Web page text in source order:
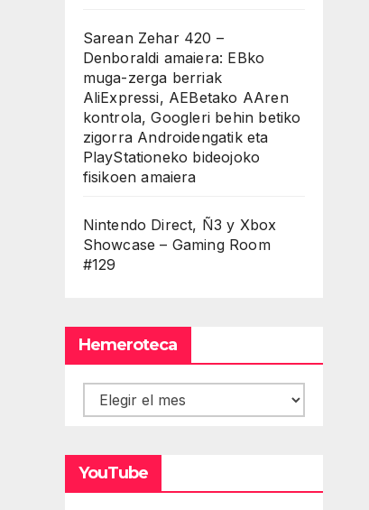
Sarean Zehar 420 –
Denboraldi amaiera: EBko
muga-zerga berriak
AliExpressi, AEBetako AAren
kontrola, Googleri behin betiko
zigorra Androidengatik eta
PlayStationeko bideojoko
fisikoen amaiera
Nintendo Direct, Ñ3 y Xbox
Showcase – Gaming Room
#129
Hemeroteca
Hemeroteca
YouTube